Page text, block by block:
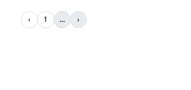
‹ 1 ... ›